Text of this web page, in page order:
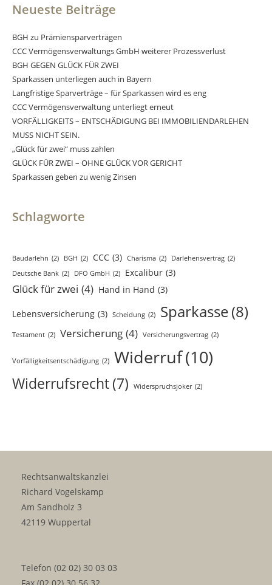
Neueste Beiträge
BGH zu Prämiensparverträgen
CCC Vermögensverwaltungs GmbH weiterer Prozessverlust
BGH GEGEN GLÜCK FÜR ZWEI
Sparkassen unterliegen auch in Bayern
Langfristige Sparverträge – für Sparkassen wird es eng
CCC Vermögensverwaltung unterliegt erneut
VORFÄLLIGKEITS – ENTSCHÄDIGUNG BEI IMMOBILIENDARLEHEN
MUSS NICHT SEIN.
„Glück für zwei“ muss zahlen
GLÜCK FÜR ZWEI – OHNE GLÜCK VOR GERICHT
Sparkassen geben zu wenig Zinsen
Schlagworte
Baudarlehn (2) BGH (2) CCC (3) Charisma (2) Darlehensvertrag (2)
Deutsche Bank (2) DFO GmbH (2) Excalibur (3)
Glück für zwei (4) Hand in Hand (3)
Lebensversicherung (3) Scheidung (2) Sparkasse(8)
Testament (2) Versicherung (4) Versicherungsvertrag (2)
Vorfälligkeitsentschädigung (2) Widerruf(10)
Widerrufsrecht(7) Widerspruchsjoker (2)
Rechtsanwaltskanzlei
Richard Vogelskamp
Am Sandholz 3
42119 Wuppertal
Telefon (02 02) 30 03 03